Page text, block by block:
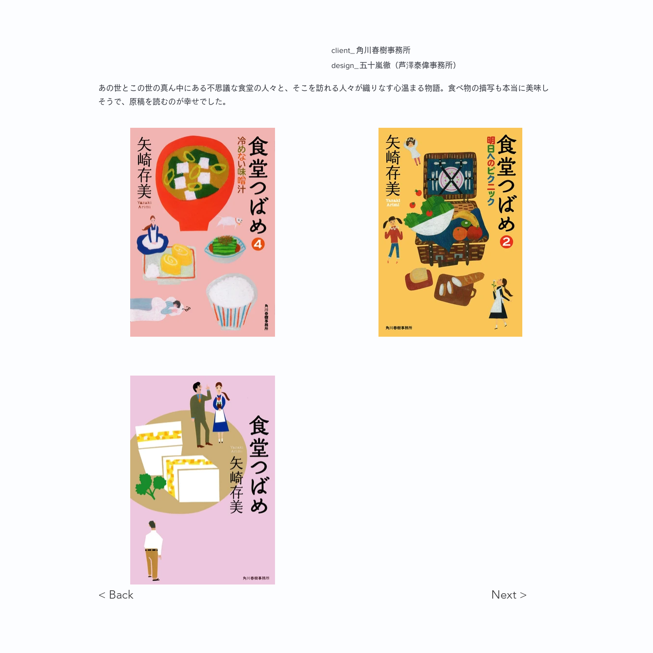
角川春樹事務所
client_
五十嵐徹（芦澤泰偉事務所）
design_
あの世とこの世の真ん中にある不思議な食堂の人々と、そこを訪れる人々が織りなす心温まる物語。食べ物の描写も本当に美味し
そうで、原稿を読むのが幸せでした。
< Back Next >